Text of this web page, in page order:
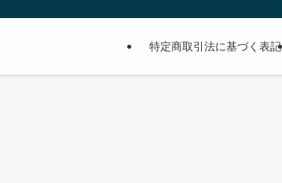
特定商取引法に基づく表記